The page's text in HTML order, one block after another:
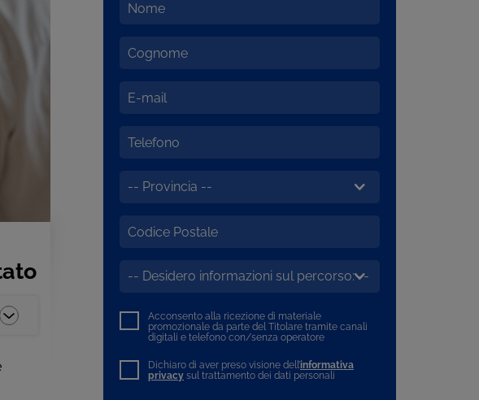
Acconsento alla ricezione di materiale
promozionale da parte del Titolare tramite canali
digitali e telefono con/senza operatore
Dichiaro di aver preso visione dell’informativa
privacy sul trattamento dei dati personali